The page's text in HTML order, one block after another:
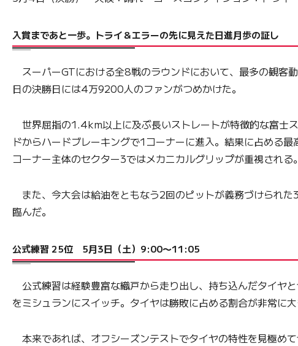
入賞まであと一歩。トライ＆エラーの先に見えた日進月歩の証し
スーパーGTにおける全8戦のラウンドにおいて、最多の観客
日の決勝日には4万9200人のファンがつめかけた。
世界屈指の1.4km以上に及ぶ長いストレートが特徴的な富士
ドからハードブレーキングで1コーナーに進入。結果に占める
コーナー主体のセクター3ではメカニカルグリップが重視される
また、今大会は給油をともなう2回のピットが義務づけられ
臨んだ。
公式練習 25位 5月3日（土）9:00〜11:05
公式練習は経験豊富な織戸から走り出し、持ち込んだタイヤ
をミシュランにスイッチ。タイヤは勝敗に占める割合が非常に
本来であれば、オフシーズンテストでタイヤの特性を見極め